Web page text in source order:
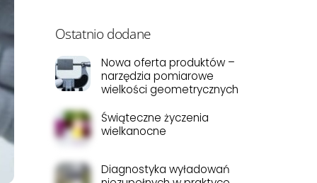
Ostatnio dodane
Nowa oferta produktów –
narzędzia pomiarowe
wielkości geometrycznych
Świąteczne życzenia
wielkanocne
Diagnostyka wyładowań